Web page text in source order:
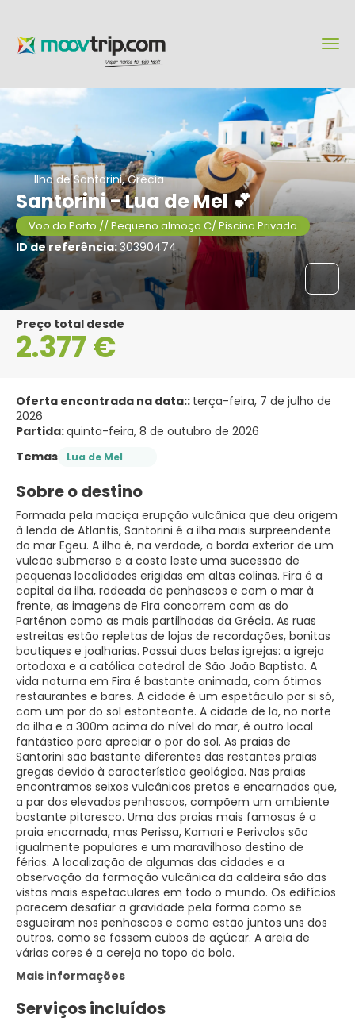
Ilha de Santorini, Grécia
Santorini - Lua de Mel 💕
Voo do Porto // Pequeno almoço C/ Piscina Privada
ID de referência:30390474
Preço total desde
2.377 €
Oferta encontrada na data:: terça-feira, 7 de julho de
2026
Partida:quinta-feira, 8 de outubro de 2026
Temas
Lua de Mel
Sobre o destino
Formada pela maciça erupção vulcânica que deu origem
à lenda de Atlantis, Santorini é a ilha mais surpreendente
do mar Egeu. A ilha é, na verdade, a borda exterior de um
vulcão submerso e a costa leste uma sucessão de
pequenas localidades erigidas em altas colinas. Fira é a
capital da ilha, rodeada de penhascos e com o mar à
frente, as imagens de Fira concorrem com as do
Parténon como as mais partilhadas da Grécia. As ruas
estreitas estão repletas de lojas de recordações, bonitas
boutiques e joalharias. Possui duas belas igrejas: a igreja
ortodoxa e a católica catedral de São João Baptista. A
vida noturna em Fira é bastante animada, com ótimos
restaurantes e bares. A cidade é um espetáculo por si só,
com um por do sol estonteante. A cidade de Ia, no norte
da ilha e a 300m acima do nível do mar, é outro local
fantástico para apreciar o por do sol. As praias de
Santorini são bastante diferentes das restantes praias
gregas devido à característica geológica. Nas praias
encontramos seixos vulcânicos pretos e encarnados que,
a par dos elevados penhascos, compõem um ambiente
bastante pitoresco. Uma das praias mais famosas é a
praia encarnada, mas Perissa, Kamari e Perivolos são
igualmente populares e um maravilhoso destino de
férias. A localização de algumas das cidades e a
observação da formação vulcânica da caldeira são das
vistas mais espetaculares em todo o mundo. Os edifícios
parecem desafiar a gravidade pela forma como se
esgueiram nos penhascos e como estão juntos uns dos
outros, como se fossem cubos de açúcar. A areia de
Mais informações
Serviços incluídos